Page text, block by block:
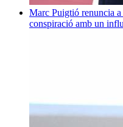
Marc Puigtió renuncia
conspiració amb un